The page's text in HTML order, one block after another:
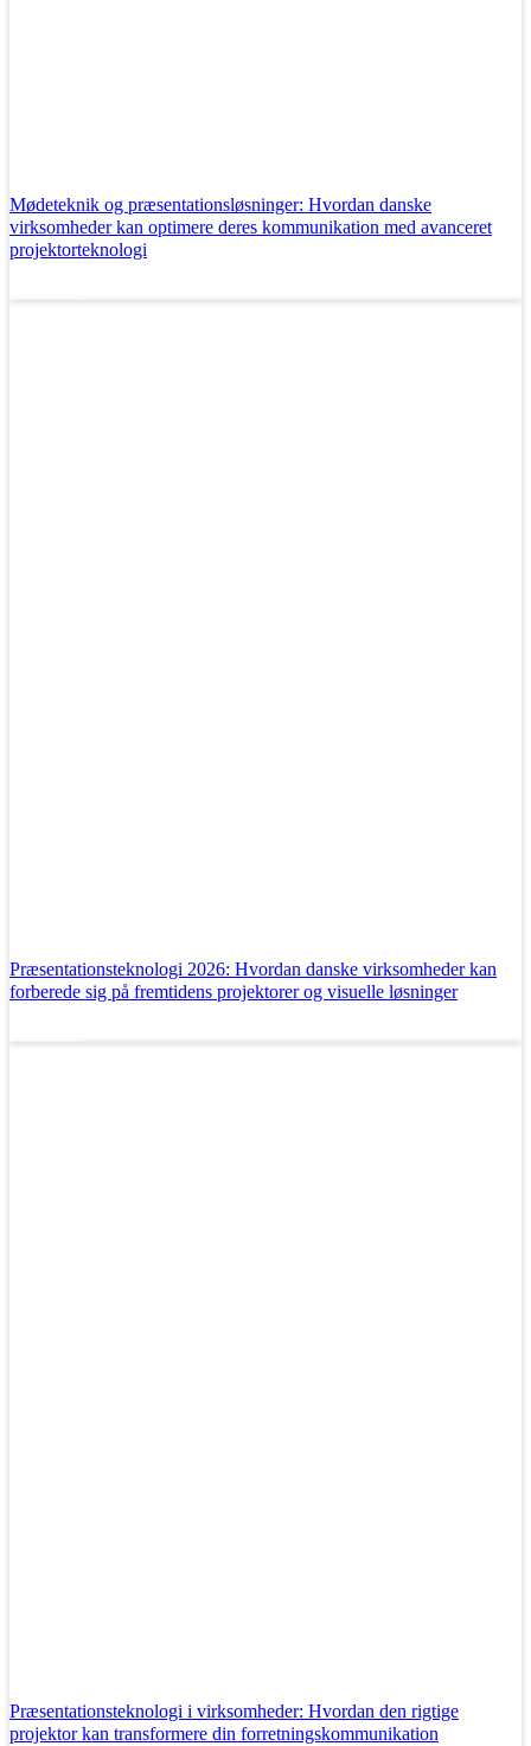
Mødeteknik og præsentationsløsninger: Hvordan danske
virksomheder kan optimere deres kommunikation med avanceret
projektorteknologi
Præsentationsteknologi 2026: Hvordan danske virksomheder kan
forberede sig på fremtidens projektorer og visuelle løsninger
Præsentationsteknologi i virksomheder: Hvordan den rigtige
projektor kan transformere din forretningskommunikation